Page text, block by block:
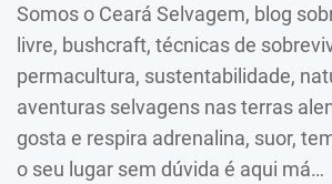
Somos o Ceará Selvagem, blog
livre, bushcraft, técnicas de
permacultura, sustentabilidade,
aventuras selvagens nas terras
gosta e respira adrenalina, suor,
o seu lugar sem dúvida é aqui má…